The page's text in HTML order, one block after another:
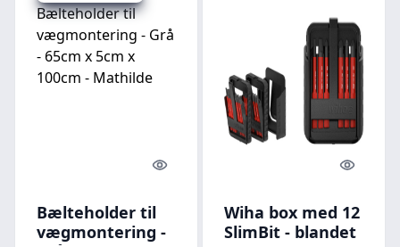
Quick look
Bælteholder til
vægmontering -
Quick
Wiha box med 12
SlimBit - blandet